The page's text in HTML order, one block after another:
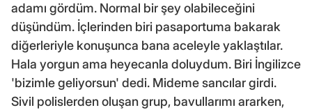
adamı gördüm. Normal bir şey olabileceğini
düşündüm. İçlerinden biri pasaportuma bakarak
diğerleriyle konuşunca bana aceleyle yaklaştılar.
Hala yorgun ama heyecanla doluydum. Biri İngilizce
'bizimle geliyorsun' dedi. Mideme sancılar girdi.
Sivil polislerden oluşan grup, bavullarımı ararken,